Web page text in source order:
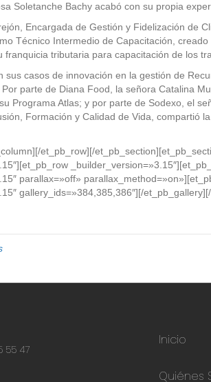
Soletanche Bachy acabó con su propia
Encargada de Gestión y Fidelización de
Técnico Intermedio de Capacitación,
franquicia tributaria para capacitación de los
sus casos de innovación en la gestión de
parte de Diana Food, la señora Catalina
Programa Atlas; y por parte de Sodexo, el
Formación y Calidad de Vida, compartió
et_pb_row][/
parallax=»off»
gallery_ids=»384,385,386″][/
55 47
Inicio
Quiénes